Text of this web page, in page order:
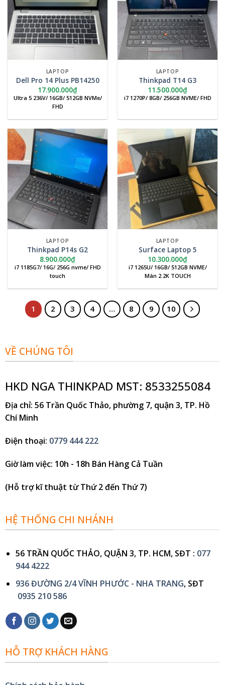
LAPTOP
Dell Pro 14 Plus PB14250
17.900.000₫
Ultra 5 236V/ 16GB/ 512GB NVMe/
FHD
LAPTOP
Thinkpad T14 G3
11.500.000₫
i7 1270P/ 8GB/ 256GB NVME/ FHD
LAPTOP
Thinkpad P14s G2
8.900.000₫
i7 1185G7/ 16G/ 256G nvme/ FHD
touch
LAPTOP
Surface Laptop 5
10.300.000₫
i7 1265U/ 16GB/ 512GB NVME/
Màn 2.2K TOUCH
1 2 3 4 … 8 9 10
VỀ CHÚNG TÔI
HKD NGA THINKPAD MST: 8533255084
Địa chỉ: 56 Trần Quốc Thảo, phường 7, quận 3, TP. Hồ
Chí Minh
Điện thoại: 0779 444 222
Giờ làm việc: 10h - 18h Bán Hàng Cả Tuần
(Hỗ trợ kĩ thuật từ Thứ 2 đến Thứ 7)
HỆ THỐNG CHI NHÁNH
56 TRẦN QUỐC THẢO, QUẬN 3, TP. HCM, SĐT : 077
944 4222
936 ĐƯỜNG 2/4 VĨNH PHƯỚC - NHA TRANG, SĐT
0935 210 586
HỖ TRỢ KHÁCH HÀNG